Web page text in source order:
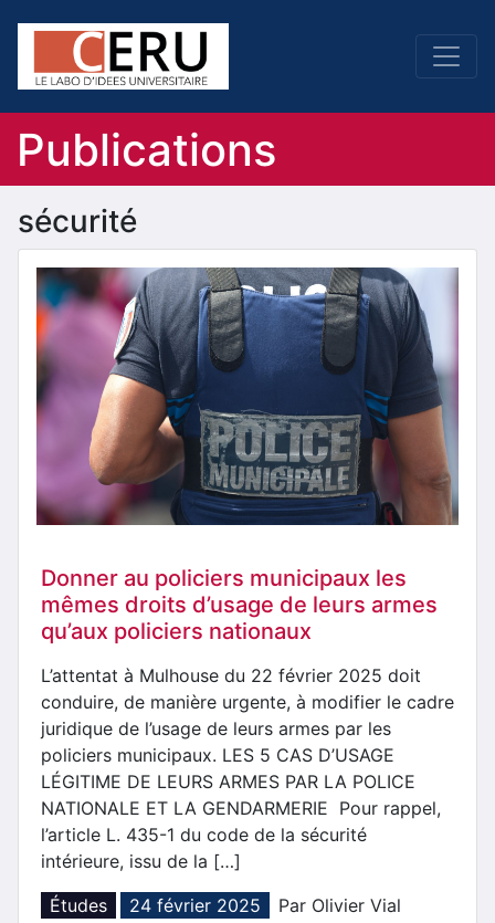
Publications
sécurité
Donner au policiers municipaux les
mêmes droits d’usage de leurs armes
qu’aux policiers nationaux
L’attentat à Mulhouse du 22 février 2025 doit
conduire, de manière urgente, à modifier le cadre
juridique de l’usage de leurs armes par les
policiers municipaux. LES 5 CAS D’USAGE
LÉGITIME DE LEURS ARMES PAR LA POLICE
NATIONALE ET LA GENDARMERIE Pour rappel,
l’article L. 435-1 du code de la sécurité
intérieure, issu de la […]
Études
24 février 2025 Par Olivier Vial